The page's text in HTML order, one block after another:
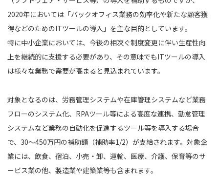
2020年においては「バックオフィス業務の効率化や新たな顧客獲
得などのためのITツールの導入」を主な目的としています。
特に中小企業においては、今後の相次ぐ制度変更に伴い生産性向
上を継続的に支援する必要があり、その意味でもITツールの導入
は様々な業務で需要が高まると見込まれています。
対象となるのは、労務管理システムや在庫管理システムなど業務
フローのシステム化、RPAツール等による高度な連携、勤怠管理
システムなど業務の自動化を促進するツール等を導入する場合
で、30～450万円の補助額（補助率1/2）が支給されます。対象企
業には、飲食、宿泊、小売・卸、運輸、医療、介護、保育等のサ
ービス業の他、製造業や建築業等も含まれます。